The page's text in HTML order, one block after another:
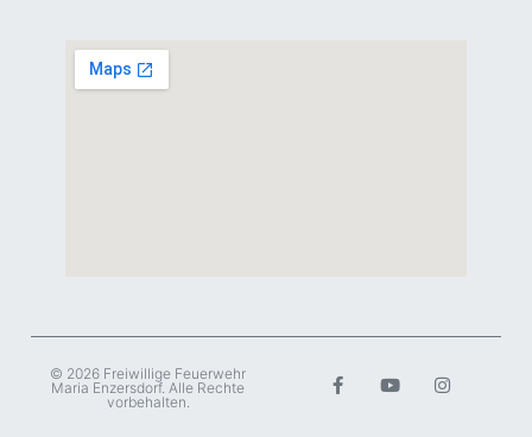
© 2026 Freiwillige Feuerwehr
Maria Enzersdorf. Alle Rechte
vorbehalten.